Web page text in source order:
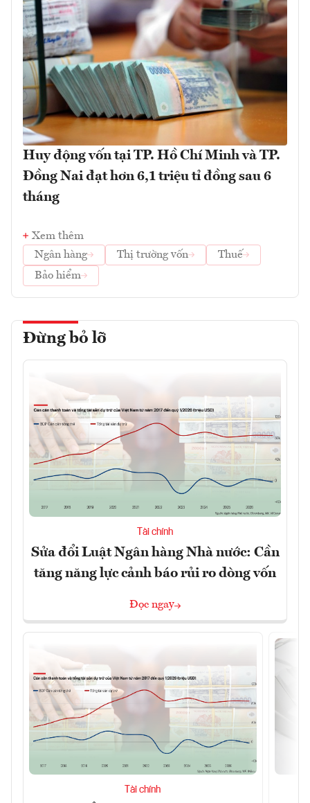
Huy động vốn tại TP. Hồ Chí Minh và TP.
Đồng Nai đạt hơn 6,1 triệu tỉ đồng sau 6
tháng
Xem thêm
Ngân hàng
Thị trường vốn
Thuế
Bảo hiểm
Đừng bỏ lỡ
Tài chính
Sửa đổi Luật Ngân hàng Nhà nước: Cần
tăng năng lực cảnh báo rủi ro dòng vốn
Đọc ngay
Tài chính